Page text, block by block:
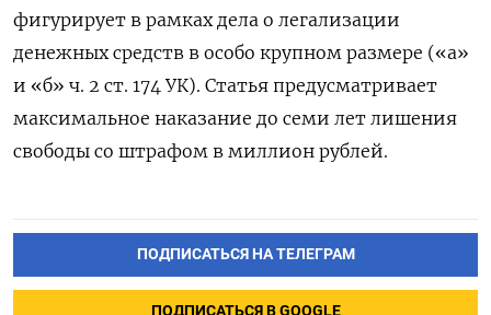
фигурирует в рамках дела о легализации
денежных средств в особо крупном размере («а»
и «б» ч. 2 ст. 174 УК). Статья предусматривает
максимальное наказание до семи лет лишения
свободы со штрафом в миллион рублей.
ПОДПИСАТЬСЯ НА ТЕЛЕГРАМ